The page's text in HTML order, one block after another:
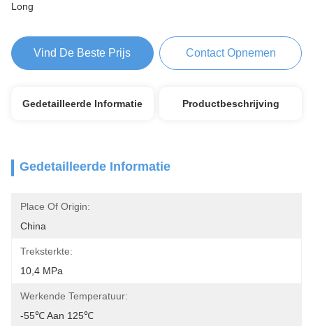
Long
Vind De Beste Prijs Contact Opnemen
Gedetailleerde Informatie Productbeschrijving
Gedetailleerde Informatie
Place Of Origin:
China
Treksterkte:
10,4 MPa
Werkende Temperatuur:
-55℃ Aan 125℃